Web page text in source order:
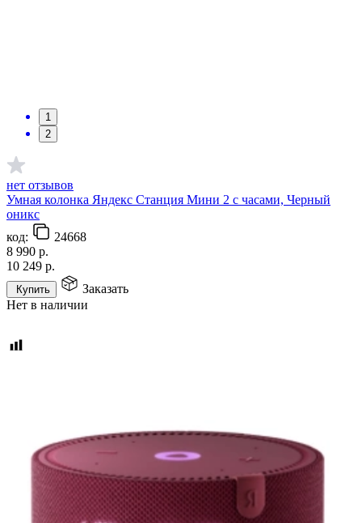
1
2
нет отзывов
Умная колонка Яндекс Станция Мини 2 с часами, Черный
оникс
код:
24668
8 990 р.
10 249 р.
Купить
Заказать
Нет в наличии